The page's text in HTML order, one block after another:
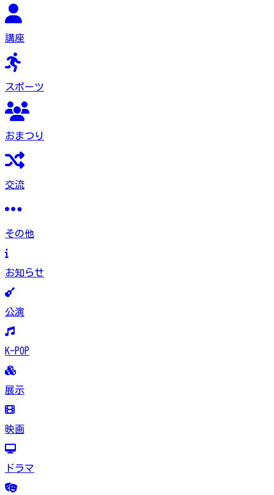
講座
スポーツ
おまつり
交流
その他
お知らせ
公演
K-POP
展示
映画
ドラマ